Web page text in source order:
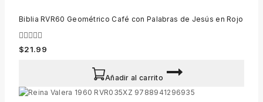
Biblia RVR60 Geométrico Café con Palabras de Jesús en Rojo
0
out
$21.99
Añadir al carrito